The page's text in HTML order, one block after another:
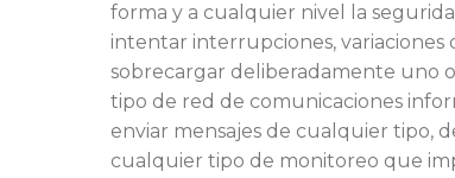
forma y a cualquier nivel la
intentar interrupciones, variaciones
sobrecargar deliberadamente uno
tipo de red de comunicaciones
enviar mensajes de cualquier tipo,
cualquier tipo de monitoreo que